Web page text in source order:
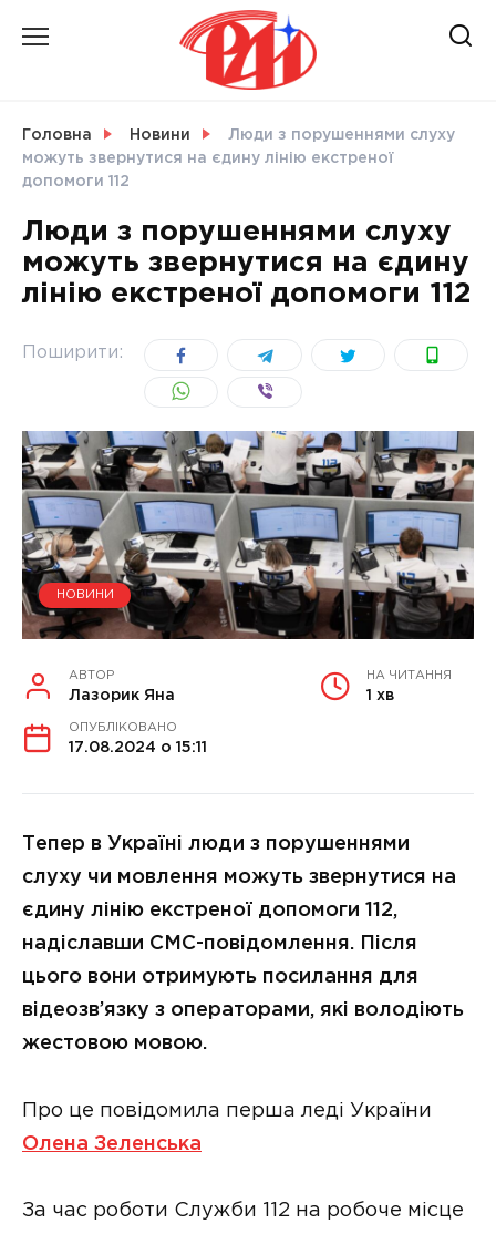
СВІТ
УКРАЇНА
Головна Новини
Люди з порушеннями слуху
можуть звернутися на єдину лінію екстреної
допомоги 112
Люди з порушеннями слуху
можуть звернутися на єдину
лінію екстреної допомоги 112
Поширити:
НОВИНИ
АВТОР
Лазорик Яна
НА ЧИТАННЯ
1 хв
ОПУБЛІКОВАНО
17.08.2024 о 15:11
Тепер в Україні люди з порушеннями
слуху чи мовлення можуть звернутися на
єдину лінію екстреної допомоги 112,
надіславши СМС-повідомлення. Після
цього вони отримують посилання для
відеозв’язку з операторами, які володіють
жестовою мовою.
Про це повідомила перша леді України
Олена Зеленська
За час роботи Служби 112 на робоче місце